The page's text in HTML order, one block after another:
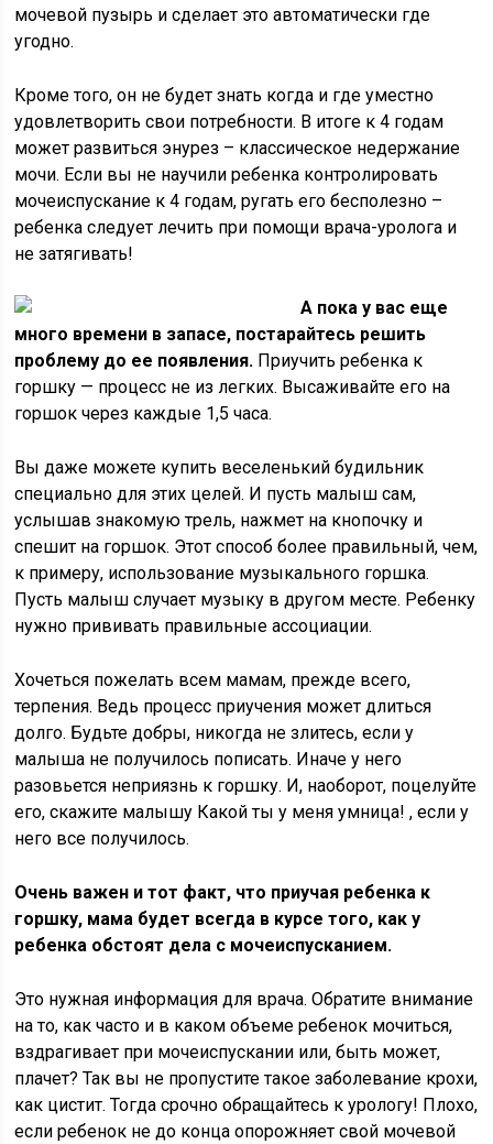
мочевой пузырь и сделает это автоматически где
угодно.
Кроме того, он не будет знать когда и где уместно
удовлетворить свои потребности. В итоге к 4 годам
может развиться энурез – классическое недержание
мочи. Если вы не научили ребенка контролировать
мочеиспускание к 4 годам, ругать его бесполезно –
ребенка следует лечить при помощи врача-уролога и
не затягивать!
А пока у вас еще
много времени в запасе, постарайтесь решить
проблему до ее появления. Приучить ребенка к
горшку — процесс не из легких. Высаживайте его на
горшок через каждые 1,5 часа.
Вы даже можете купить веселенький будильник
специально для этих целей. И пусть малыш сам,
услышав знакомую трель, нажмет на кнопочку и
спешит на горшок. Этот способ более правильный, чем,
к примеру, использование музыкального горшка.
Пусть малыш случает музыку в другом месте. Ребенку
нужно прививать правильные ассоциации.
Хочеться пожелать всем мамам, прежде всего,
терпения. Ведь процесс приучения может длиться
долго. Будьте добры, никогда не злитесь, если у
малыша не получилось пописать. Иначе у него
разовьется неприязнь к горшку. И, наоборот, поцелуйте
его, скажите малышу Какой ты у меня умница! , если у
него все получилось.
Очень важен и тот факт, что приучая ребенка к
горшку, мама будет всегда в курсе того, как у
ребенка обстоят дела с мочеиспусканием.
Это нужная информация для врача. Обратите внимание
на то, как часто и в каком объеме ребенок мочиться,
вздрагивает при мочеиспускании или, быть может,
плачет? Так вы не пропустите такое заболевание крохи,
как цистит. Тогда срочно обращайтесь к урологу! Плохо,
если ребенок не до конца опорожняет свой мочевой